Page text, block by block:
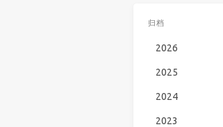
归档
2026
2025
2024
2023